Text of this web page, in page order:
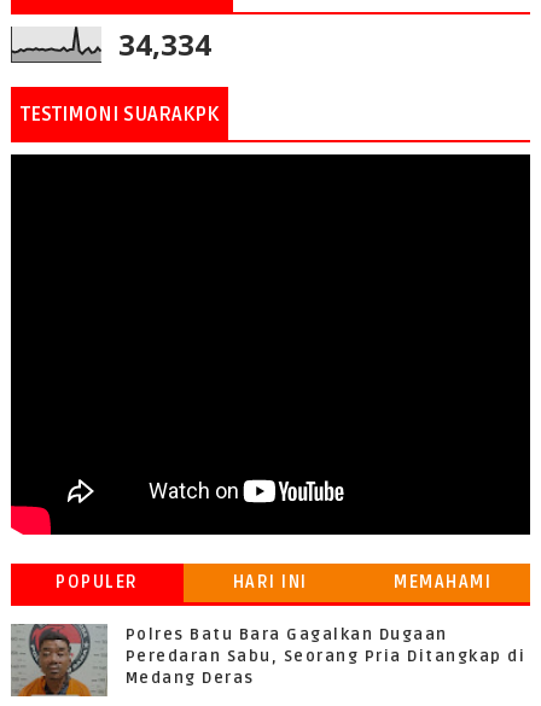
34,334
TESTIMONI SUARAKPK
POPULER HARI INI
MEMAHAMI
Polres Batu Bara Gagalkan Dugaan
Peredaran Sabu, Seorang Pria Ditangkap di
Medang Deras